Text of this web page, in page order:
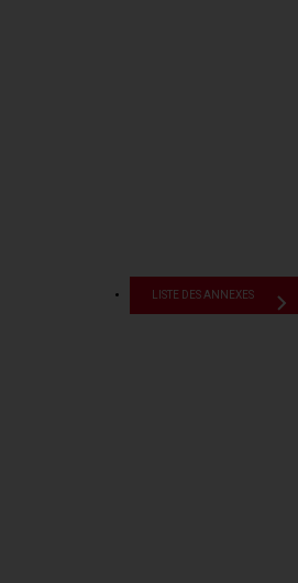
LISTE DES ANNEXES